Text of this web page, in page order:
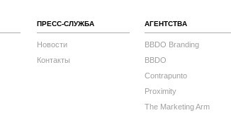
ПРЕСС-СЛУЖБА
Новости
Контакты
АГЕНТСТВА
BBDO Branding
BBDO
Contrapunto
Proximity
The Marketing Arm